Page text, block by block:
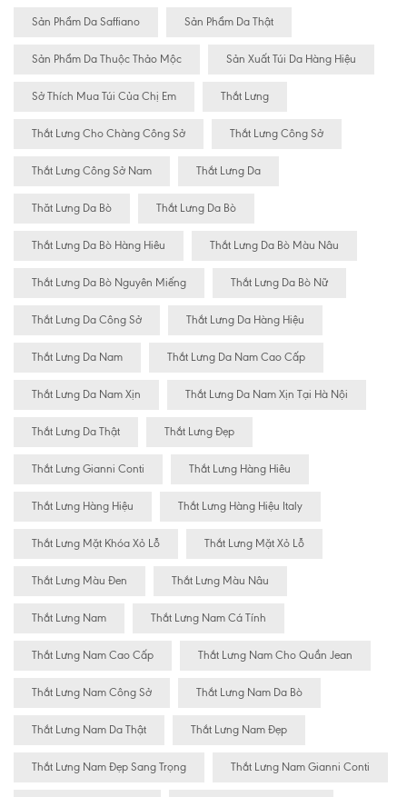
Sản Phẩm Da Saffiano Sản Phẩm Da Thật
Sản Phẩm Da Thuộc Thảo Mộc Sản Xuất Túi Da Hàng Hiệu
Sở Thích Mua Túi Của Chị Em Thắt Lưng
Thắt Lưng Cho Chàng Công Sở Thắt Lưng Công Sở
Thắt Lưng Công Sở Nam Thắt Lưng Da
Thăt Lưng Da Bò Thắt Lưng Da Bò
Thắt Lưng Da Bò Hàng Hiêu Thắt Lưng Da Bò Màu Nâu
Thắt Lưng Da Bò Nguyên Miếng Thắt Lưng Da Bò Nữ
Thắt Lưng Da Công Sở Thắt Lưng Da Hàng Hiệu
Thắt Lưng Da Nam Thắt Lưng Da Nam Cao Cấp
Thắt Lưng Da Nam Xịn Thắt Lưng Da Nam Xịn Tại Hà Nội
Thắt Lưng Da Thật Thắt Lưng Đẹp
Thắt Lưng Gianni Conti Thắt Lưng Hàng Hiêu
Thắt Lưng Hàng Hiệu Thắt Lưng Hàng Hiệu Italy
Thắt Lưng Mặt Khóa Xỏ Lỗ Thắt Lưng Mặt Xỏ Lỗ
Thắt Lưng Màu Đen Thắt Lưng Màu Nâu
Thắt Lưng Nam Thắt Lưng Nam Cá Tính
Thắt Lưng Nam Cao Cấp Thắt Lưng Nam Cho Quần Jean
Thắt Lưng Nam Công Sở Thắt Lưng Nam Da Bò
Thắt Lưng Nam Da Thật Thắt Lưng Nam Đẹp
Thắt Lưng Nam Đẹp Sang Trọng Thắt Lưng Nam Gianni Conti